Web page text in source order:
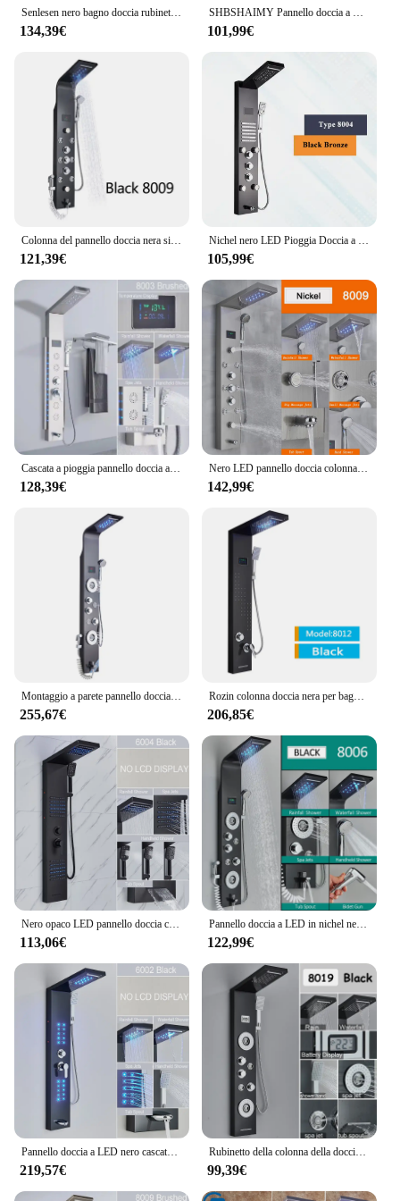
Senlesen nero bagno doccia rubinetto pannello doccia colonna 5 funzioni LED luce schermo digitale cascata/sistema di beccuccio a pioggia
134,39€
SHBSHAIMY Pannello doccia a LED nero/spazzolato Colonna Cascata a pioggia a 5 vie con display digitale Doccia a mano piena di tecnologia
101,99€
Colonna del pannello doccia nera sistemi doccia per bagno a Led doccia Multi-funzione calda e fredda schermo LCD per massaggio con testa a cascata a pioggia
121,39€
Nichel nero LED Pioggia Doccia a Cascata Rubinetto Set Pannello Doccia Colonna Multi-funzionale Ugello di Massaggio SPA Jet Schermo Temperatura
105,99€
128,39€
Nero LED pannello doccia colonna doccia rubinetto vasca miscelatore rubinetto con massaggio corpo Spa doccetta schermo temperatura
142,99€
255,67€
Rozin colonna doccia nera per bagno colonna doccia a LED con Display digitale rubinetti doccia a pioggia in nichel spazzolato miscelatore 5 modalità
206,85€
113,06€
Pannello doccia a LED in nichel nero colonna doccia a sei funzioni doccia a cascata a pioggia massaggio Spa getti vasca doccia con Bidet rubinetti per vasca
122,99€
219,57€
Rubinetto della colonna della doccia a LED di lusso nero rubinetto della colonna della doccia del getto di massaggio della stazione termale rubinetto del bagno dello schermo della temperatura digitale della batteria del rubinetto della torre
99,39€